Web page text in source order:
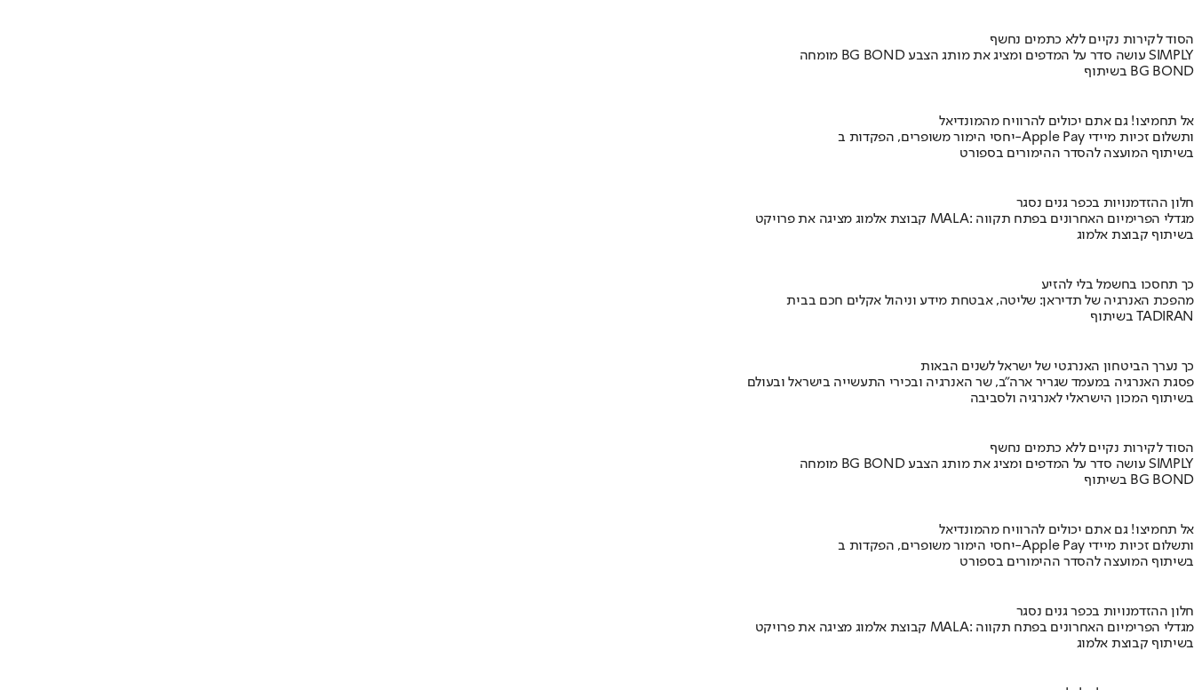
הסוד לקירות נקיים ללא כתמים נחשף
מומחה BG BOND עושה סדר על המדפים ומציג את מותג הצבע SIMPLY
בשיתוף BG BOND
אל תחמיצו! גם אתם יכולים להרוויח מהמונדיאל
יחסי הימור משופרים, הפקדות ב-Apple Pay ותשלום זכיות מיידי
בשיתוף המועצה להסדר ההימורים בספורט
חלון ההזדמנויות בכפר גנים נסגר
קבוצת אלמוג מציגה את פרויקט MALA: מגדלי הפרימיום האחרונים בפתח תקווה
בשיתוף קבוצת אלמוג
כך תחסכו בחשמל בלי להזיע
מהפכת האנרגיה של תדיראן: שליטה, אבטחת מידע וניהול אקלים חכם בבית
בשיתוף TADIRAN
כך נערך הביטחון האנרגטי של ישראל לשנים הבאות
פסגת האנרגיה במעמד שגריר ארה"ב, שר האנרגיה ובכירי התעשייה בישראל ובעולם
בשיתוף המכון הישראלי לאנרגיה ולסביבה
הסוד לקירות נקיים ללא כתמים נחשף
מומחה BG BOND עושה סדר על המדפים ומציג את מותג הצבע SIMPLY
בשיתוף BG BOND
אל תחמיצו! גם אתם יכולים להרוויח מהמונדיאל
יחסי הימור משופרים, הפקדות ב-Apple Pay ותשלום זכיות מיידי
בשיתוף המועצה להסדר ההימורים בספורט
חלון ההזדמנויות בכפר גנים נסגר
קבוצת אלמוג מציגה את פרויקט MALA: מגדלי הפרימיום האחרונים בפתח תקווה
בשיתוף קבוצת אלמוג